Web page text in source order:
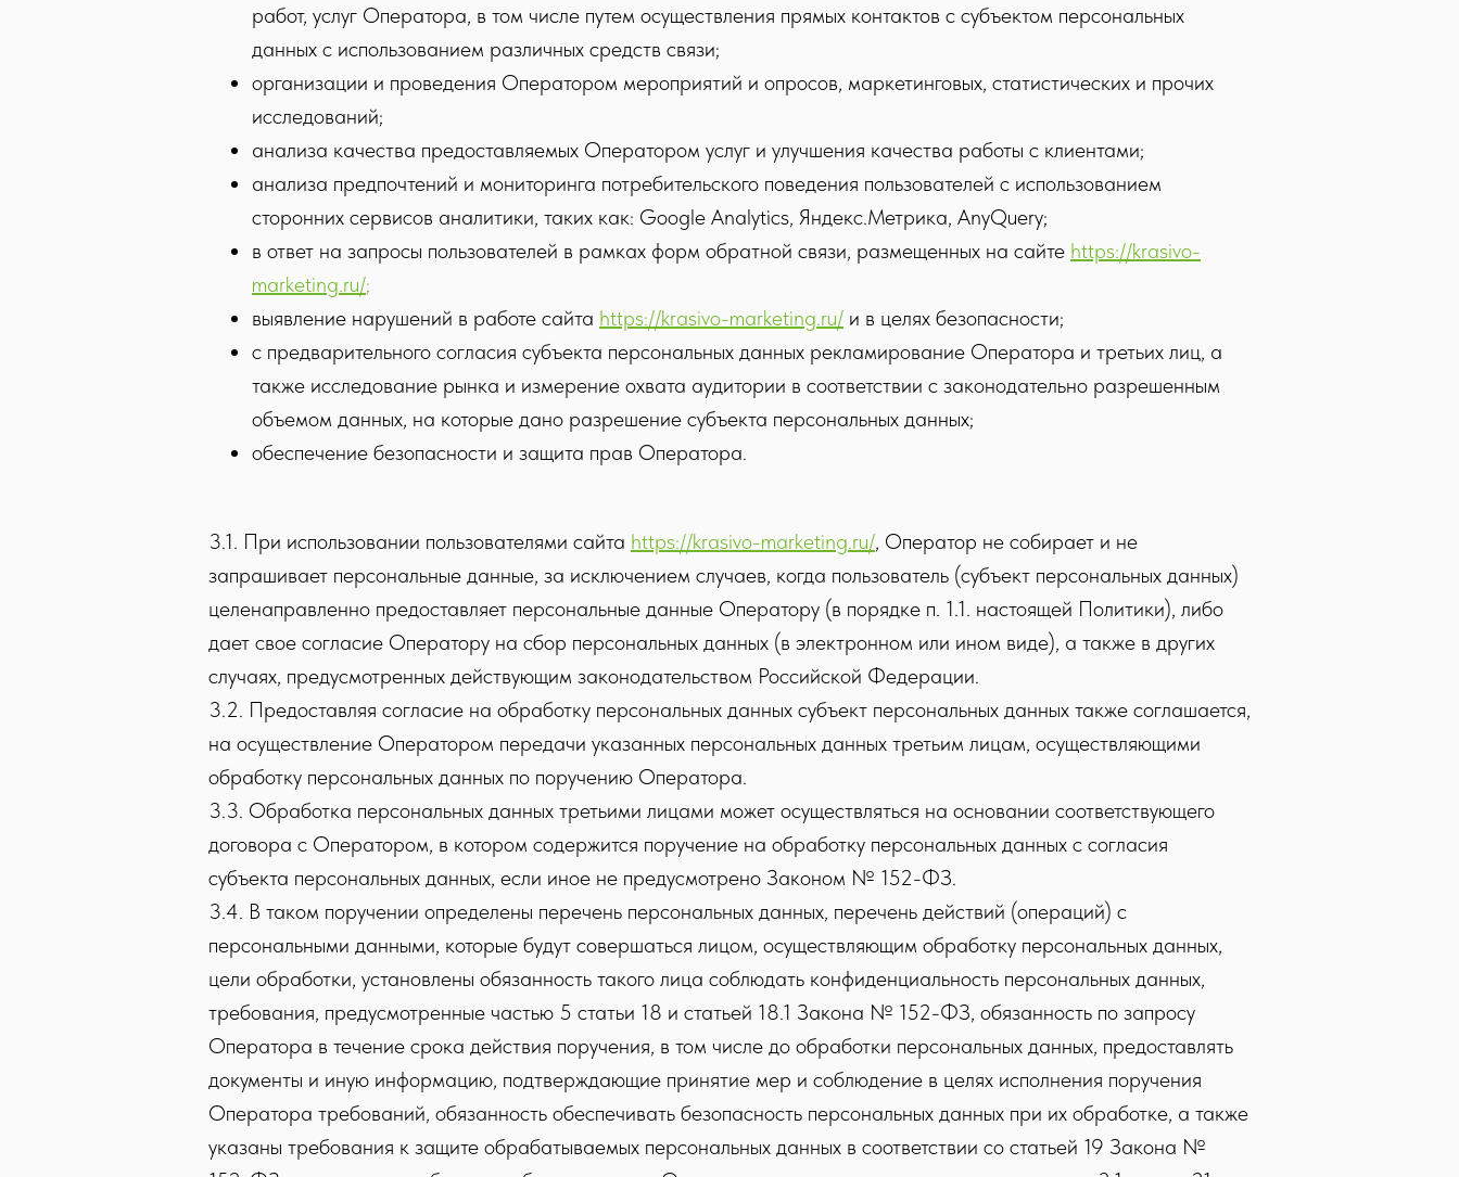
работ, услуг Оператора, в том числе путем осуществления прямых контактов с субъектом персональных
данных с использованием различных средств связи;
организации и проведения Оператором мероприятий и опросов, маркетинговых, статистических и прочих
исследований;
анализа качества предоставляемых Оператором услуг и улучшения качества работы с клиентами;
анализа предпочтений и мониторинга потребительского поведения пользователей с использованием
сторонних сервисов аналитики, таких как: Google Analytics, Яндекс.Метрика, AnyQuery;
в ответ на запросы пользователей в рамках форм обратной связи, размещенных на сайте https://krasivo-
marketing.ru/;
выявление нарушений в работе сайта https://krasivo-marketing.ru/ и в целях безопасности;
с предварительного согласия субъекта персональных данных рекламирование Оператора и третьих лиц, а
также исследование рынка и измерение охвата аудитории в соответствии с законодательно разрешенным
объемом данных, на которые дано разрешение субъекта персональных данных;
обеспечение безопасности и защита прав Оператора.
3.1. При использовании пользователями сайта https://krasivo-marketing.ru/, Оператор не собирает и не
запрашивает персональные данные, за исключением случаев, когда пользователь (субъект персональных данных)
целенаправленно предоставляет персональные данные Оператору (в порядке п. 1.1. настоящей Политики), либо
дает свое согласие Оператору на сбор персональных данных (в электронном или ином виде), а также в других
случаях, предусмотренных действующим законодательством Российской Федерации.
3.2. Предоставляя согласие на обработку персональных данных субъект персональных данных также соглашается,
на осуществление Оператором передачи указанных персональных данных третьим лицам, осуществляющими
обработку персональных данных по поручению Оператора.
3.3. Обработка персональных данных третьими лицами может осуществляться на основании соответствующего
договора с Оператором, в котором содержится поручение на обработку персональных данных с согласия
субъекта персональных данных, если иное не предусмотрено Законом № 152-ФЗ.
3.4. В таком поручении определены перечень персональных данных, перечень действий (операций) с
персональными данными, которые будут совершаться лицом, осуществляющим обработку персональных данных,
цели обработки, установлены обязанность такого лица соблюдать конфиденциальность персональных данных,
требования, предусмотренные частью 5 статьи 18 и статьей 18.1 Закона № 152-ФЗ, обязанность по запросу
Оператора в течение срока действия поручения, в том числе до обработки персональных данных, предоставлять
документы и иную информацию, подтверждающие принятие мер и соблюдение в целях исполнения поручения
Оператора требований, обязанность обеспечивать безопасность персональных данных при их обработке, а также
указаны требования к защите обрабатываемых персональных данных в соответствии со статьей 19 Закона №